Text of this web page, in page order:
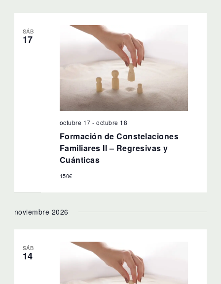
SÁB
17
Formación de Constelaciones
Familiares II – Regresivas y
Cuánticas
octubre 17 -octubre 18
150€
noviembre 2026
SÁB
14